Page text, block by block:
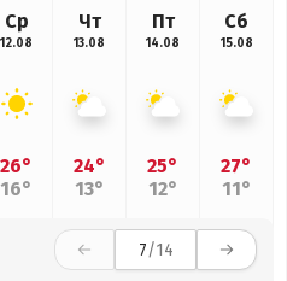
Ср
12.08
26°
16°
Чт
13.08
24°
13°
Пт
14.08
25°
12°
Сб
15.08
27°
11°
7/14